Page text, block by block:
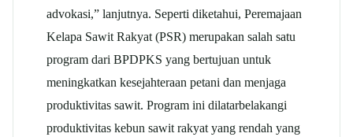
advokasi,” lanjutnya. Seperti diketahui, Peremajaan
Kelapa Sawit Rakyat (PSR) merupakan salah satu
program dari BPDPKS yang bertujuan untuk
meningkatkan kesejahteraan petani dan menjaga
produktivitas sawit. Program ini dilatarbelakangi
produktivitas kebun sawit rakyat yang rendah yang